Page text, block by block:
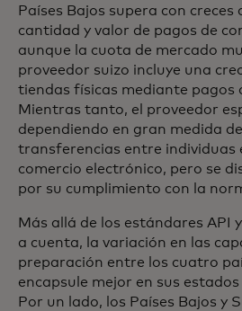
Países Bajos supera con creces
cantidad y valor de pagos de
aunque la cuota de mercado
proveedor suizo incluye una
tiendas físicas mediante pagos
Mientras tanto, el proveedor
dependiendo en gran medida
transferencias entre individuas
comercio electrónico, pero se
por su cumplimiento con la
Más allá de los estándares API
a cuenta, la variación en las
preparación entre los cuatro
encapsule mejor en sus
Por un lado, los Países Bajos y